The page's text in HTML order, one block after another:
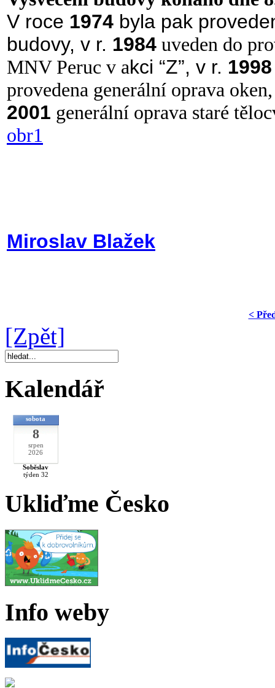
V roce 1974 byla pak
budovy, v r. 1984 uveden do
MNV Peruc v akci “Z”, v r. 1998
provedena generální oprava
2001 generální oprava staré
obr1
Miroslav Blažek
<
[Zpět]
Kalendář
sobota
8
srpen
2026
Soběslav
týden 32
Ukliďme Česko
Info weby